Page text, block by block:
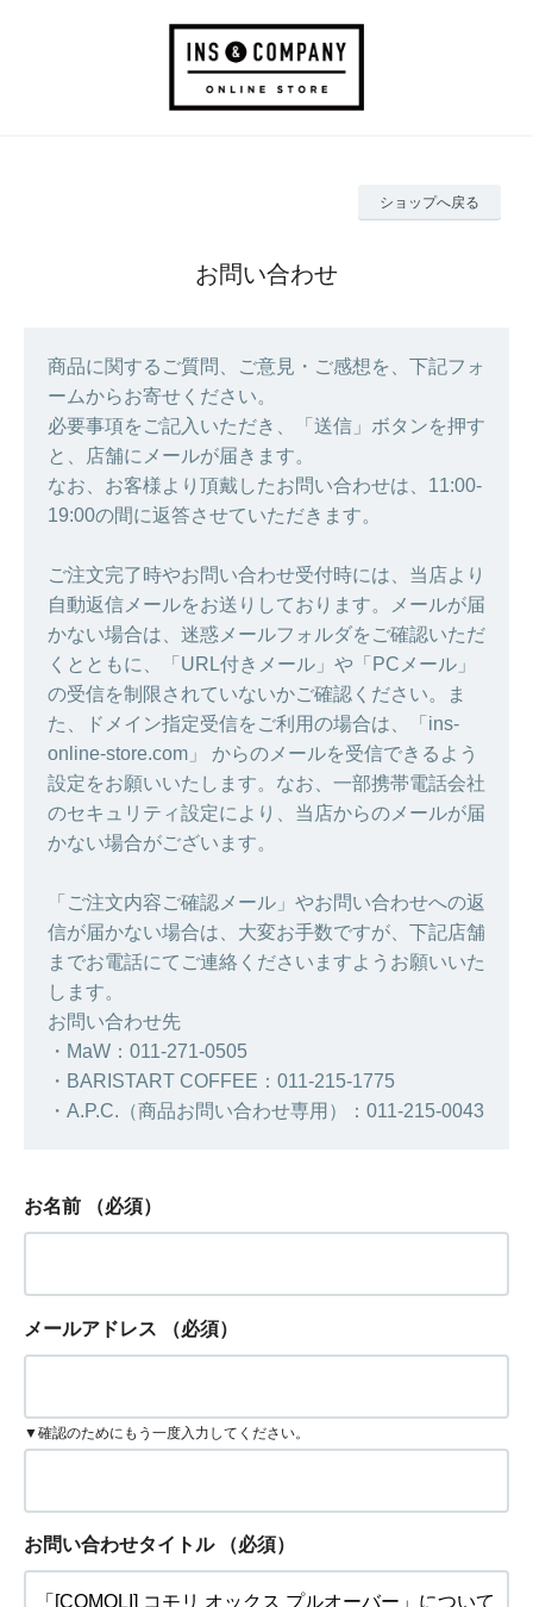
ショップへ戻る
お問い合わせ
商品に関するご質問、ご意見・ご感想を、下記フォ
ームからお寄せください。
必要事項をご記入いただき、「送信」ボタンを押す
と、店舗にメールが届きます。
なお、お客様より頂戴したお問い合わせは、11:00-
19:00の間に返答させていただきます。
ご注文完了時やお問い合わせ受付時には、当店より
自動返信メールをお送りしております。メールが届
かない場合は、迷惑メールフォルダをご確認いただ
くとともに、「URL付きメール」や「PCメール」
の受信を制限されていないかご確認ください。ま
た、ドメイン指定受信をご利用の場合は、「ins-
online-store.com」 からのメールを受信できるよう
設定をお願いいたします。なお、一部携帯電話会社
のセキュリティ設定により、当店からのメールが届
かない場合がございます。
「ご注文内容ご確認メール」やお問い合わせへの返
信が届かない場合は、大変お手数ですが、下記店舗
までお電話にてご連絡くださいますようお願いいた
します。
お問い合わせ先
・MaW：011-271-0505
・BARISTART COFFEE：011-215-1775
・A.P.C.（商品お問い合わせ専用）：011-215-0043
お名前 （必須）
メールアドレス （必須）
▼確認のためにもう一度入力してください。
お問い合わせタイトル （必須）